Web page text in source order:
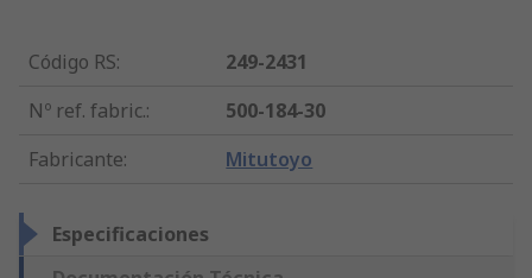
Código RS:
249-2431
Nº ref. fabric.:
500-184-30
Fabricante: Mitutoyo
Especificaciones